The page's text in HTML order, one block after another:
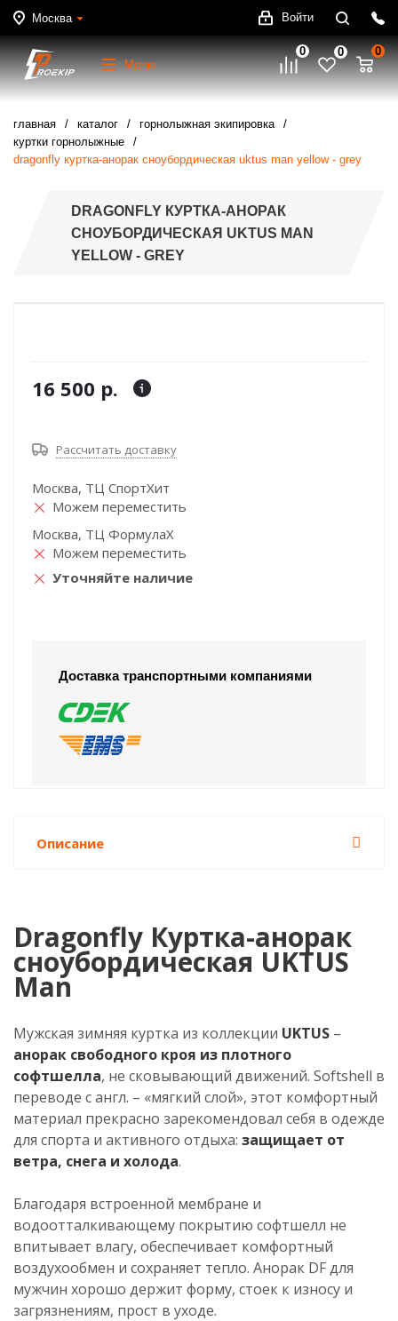
Москва Войти
Меню
0 0 0
главная каталог
горнолыжная экипировка
куртки горнолыжные
dragonfly куртка-анорак сноубордическая uktus man yellow - grey
DRAGONFLY КУРТКА-АНОРАК
СНОУБОРДИЧЕСКАЯ UKTUS MAN
YELLOW - GREY
16 500 р.
Рассчитать доставку
Москва, ТЦ СпортХит
Можем переместить
Москва, ТЦ ФормулаХ
Можем переместить
Уточняйте наличие
Доставка транспортными компаниями
Описание
Dragonfly Куртка-анорак
сноубордическая UKTUS
Man
Мужская зимняя куртка из коллекции UKTUS –
анорак свободного кроя из плотного
софтшелла, не сковывающий движений. Softshell в
переводе с англ. – «мягкий слой», этот комфортный
материал прекрасно зарекомендовал себя в одежде
для спорта и активного отдыха: защищает от
ветра, снега и холода.
Благодаря встроенной мембране и
водоотталкивающему покрытию софтшелл не
впитывает влагу, обеспечивает комфортный
воздухообмен и сохраняет тепло. Анорак DF для
мужчин хорошо держит форму, стоек к износу и
загрязнениям, прост в уходе.